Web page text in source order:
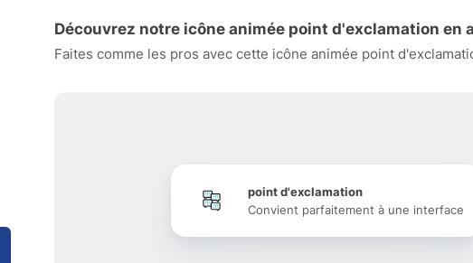
Découvrez notre icône animée point d'exclamation en
Faites comme les pros avec cette icône animée point
point d'exclamation
Convient parfaitement à une interface